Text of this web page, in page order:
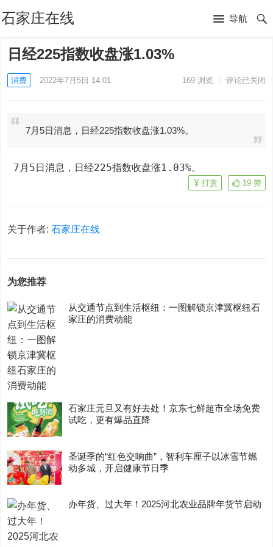
石家庄在线 导航
日经225指数收盘涨1.03%
消费 2022年7月5日 14:01 169浏览 评论已关闭
7月5日消息，日经225指数收盘涨1.03%。
7月5日消息，日经225指数收盘涨1.03%。
19 赞
打赏
关于作者:石家庄在线
为您推荐
从交通节点到生活枢纽：一图解锁京津冀枢纽石
家庄的消费动能
石家庄元旦又有好去处！京东七鲜超市全场免费
试吃，更有爆品直降
圣诞季的“红色交响曲”，智利车厘子以冰雪节燃
动多城，开启健康节日季
办年货、过大年！2025河北农业品牌年货节启动